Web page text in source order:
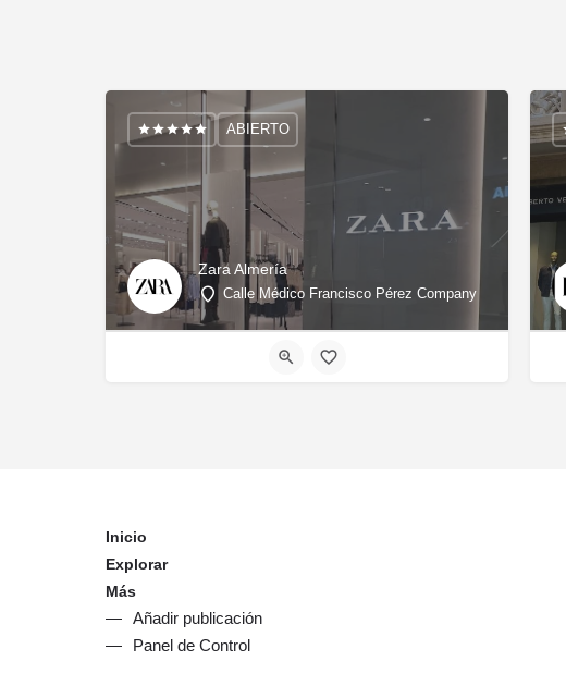
Zara Almería
Calle Médico Francisco Pérez Company
ABIERTO
Inicio
Explorar
Más
Añadir publicación
Panel de Control